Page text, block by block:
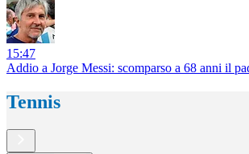
15:47
Addio a Jorge Messi: scomparso a 68 anni il
Tennis